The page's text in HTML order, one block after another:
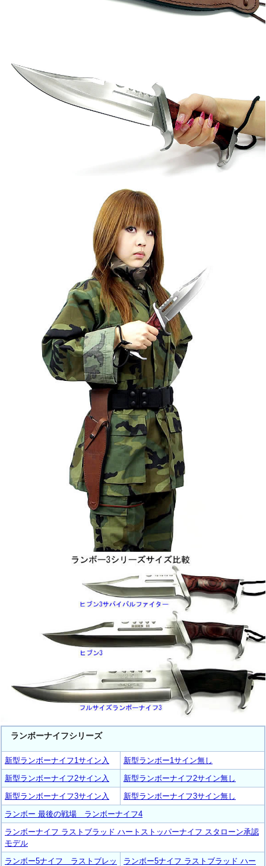
ランボーナイフシリーズ
新型ランボーナイフ1サイン入
新型ランボー1サイン無し
新型ランボーナイフ2サイン入
新型ランボーナイフ2サイン無し
新型ランボーナイフ3サイン入
新型ランボーナイフ3サイン無し
ランボー 最後の戦場 ランボーナイフ4
ランボーナイフ ラストブラッド ハートストッパーナイフ スタローン承認
モデル
ランボー5ナイフ ラストブレッ
ランボー5ナイフ ラストブラッド ハー